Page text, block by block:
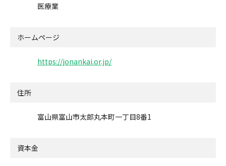
医療業
ホームページ
https://jonankai.or.jp/
住所
富山県富山市太郎丸本町一丁目8番1
資本金